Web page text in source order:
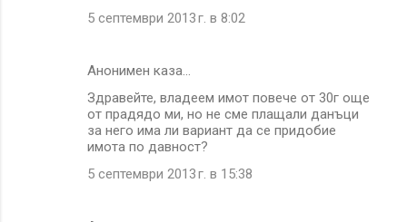
5 септември 2013 г. в 8:02
Анонимен каза…
Здравейте, владеем имот повече от 30г още
от прадядо ми, но не сме плащали данъци
за него има ли вариант да се придобие
имота по давност?
5 септември 2013 г. в 15:38